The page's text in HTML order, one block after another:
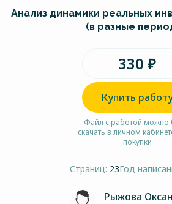
Анализ динамики реальных
(в разные
330 ₽
Купить
Файл с работой можно
скачать в личном
покупки
Страниц: 23Год
Рыжова